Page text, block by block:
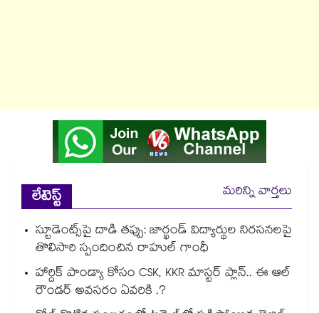
లేటెస్ట్
మరిన్ని వార్తలు
స్టూడెంట్స్‎పై దాడి తప్పు: జార్ఖండ్ విద్యార్థుల నిరసనలపై
తొలిసారి స్పందించిన రాహుల్ గాంధీ
హార్దిక్ పాండ్యా కోసం CSK, KKR మాస్టర్ ప్లాన్.. ఈ ఆల్
రౌండర్ అవసరం ఏవరికి .?